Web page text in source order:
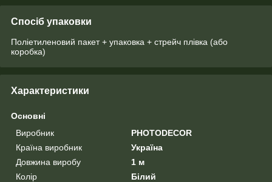
Спосіб упаковки
Поліетиленовий пакет + упаковка + стрейч плівка (або
коробка)
Характеристики
Основні
Виробник
PHOTODECOR
Країна виробник
Україна
Довжина виробу
1 м
Колір
Білий